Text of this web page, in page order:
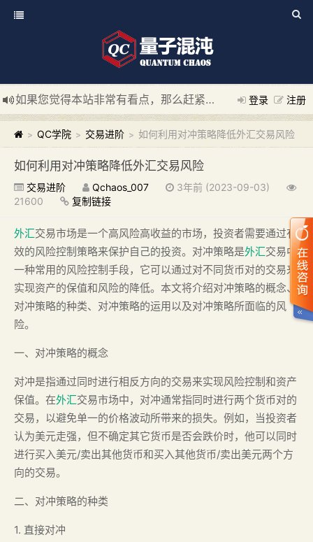
登录 注册
如果您觉得本站非常有看点，那么赶紧使用Ctrl+D 收藏我们吧
新添加量子混沌系统板块，欢迎大家访问！
---“量子混沌系
> QC学院 > 交易进阶 > 如何利用对冲策略降低外汇交易风险
如何利用对冲策略降低外汇交易风险
交易进阶 Qchaos_007
3年前 (2023-09-03)
21600
复制链接
外汇交易市场是一个高风险高收益的市场，投资者需要通过有
效的风险控制策略来保护自己的投资。对冲策略是外汇交易中
一种常用的风险控制手段，它可以通过对不同货币对的交易来
实现资产的保值和风险的降低。本文将介绍对冲策略的概念、
对冲策略的种类、对冲策略的运用以及对冲策略所面临的风
险。
一、对冲策略的概念
对冲是指通过同时进行相反方向的交易来实现风险控制和资产
保值。在外汇交易市场中，对冲通常指同时进行两个货币对的
交易，以避免单一的价格波动所带来的损失。例如，当投资者
认为美元走强，但不确定其它货币是否会跌价时，他可以同时
进行买入美元/卖出其他货币和买入其他货币/卖出美元两个方
向的交易。
二、对冲策略的种类
1. 直接对冲